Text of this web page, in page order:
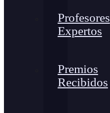
Profesores
Expertos
Premios
Recibidos